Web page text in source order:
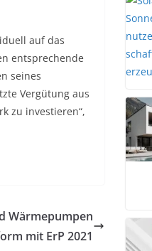
auf das
entsprechende
seines
Vergütung aus
zu investieren“,
Wärmepumpen
mit ErP 2021